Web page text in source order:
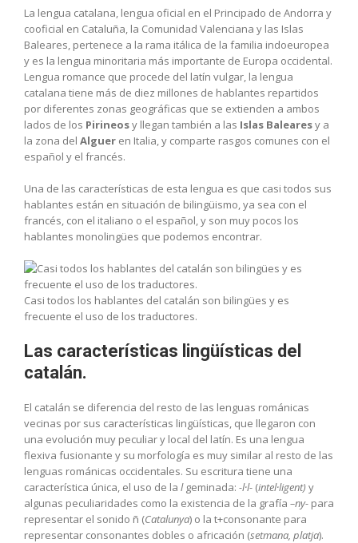
La lengua catalana, lengua oficial en el Principado de Andorra y
cooficial en Cataluña, la Comunidad Valenciana y las Islas
Baleares, pertenece a la rama itálica de la familia indoeuropea
y es la lengua minoritaria más importante de Europa occidental.
Lengua romance que procede del latín vulgar, la lengua
catalana tiene más de diez millones de hablantes repartidos
por diferentes zonas geográficas que se extienden a ambos
lados de los Pirineosy llegan también a las Islas Balearesy a
la zona del Alguer en Italia, y comparte rasgos comunes con el
español y el francés.
Una de las características de esta lengua es que casi todos sus
hablantes están en situación de bilingüismo, ya sea con el
francés, con el italiano o el español, y son muy pocos los
hablantes monolingües que podemos encontrar.
Casi todos los hablantes del catalán son bilingües y es
frecuente el uso de los traductores.
Las características lingüísticas del
catalán.
El catalán se diferencia del resto de las lenguas románicas
vecinas por sus características lingüísticas, que llegaron con
una evolución muy peculiar y local del latín. Es una lengua
flexiva fusionante y su morfología es muy similar al resto de las
lenguas románicas occidentales. Su escritura tiene una
característica única, el uso de la lgeminada: -l·l- (intel·ligent) y
algunas peculiaridades como la existencia de la grafía –ny- para
representar el sonido ñ (Catalunya) o la t+consonante para
representar consonantes dobles o africación (setmana, platja).